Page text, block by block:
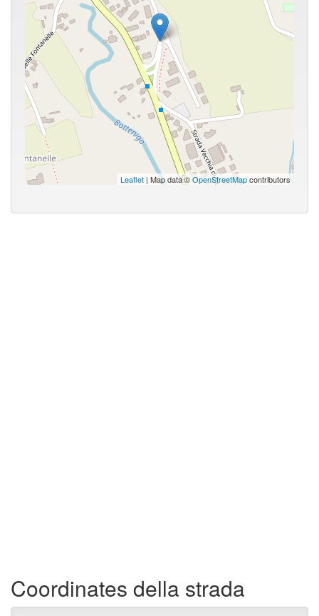
Leaflet | Map data ©OpenStreetMapcontributors
Coordinates della strada